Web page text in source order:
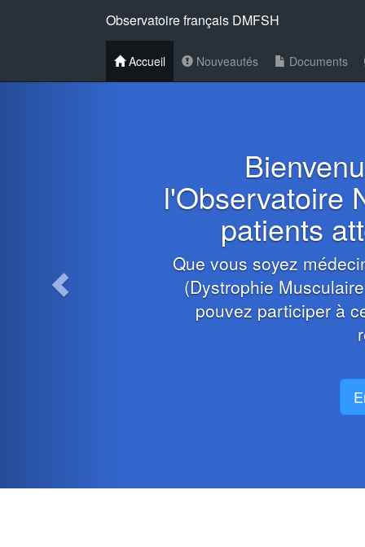
Observatoire français DMFSH
Accueil Nouveautés Documents
l'Observatoire
patients
Que vous soyez
(Dystrophie
pouvez participer à